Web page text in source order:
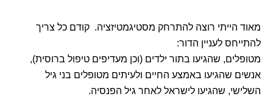
מאוד הייתי רוצה להתרחק מסטיגמטיזציה. קודם כל צריך
להתייחס לעניין הדור:
מטופלים, שהגיעו בתור ילדים (וכן מעדיפים טיפול ברוסית),
אנשים שהגיעו באמצע החיים ולעיתים מטופלים בני גיל
השלישי, שהגיעו לישראל לאחר גיל הפנסיה.